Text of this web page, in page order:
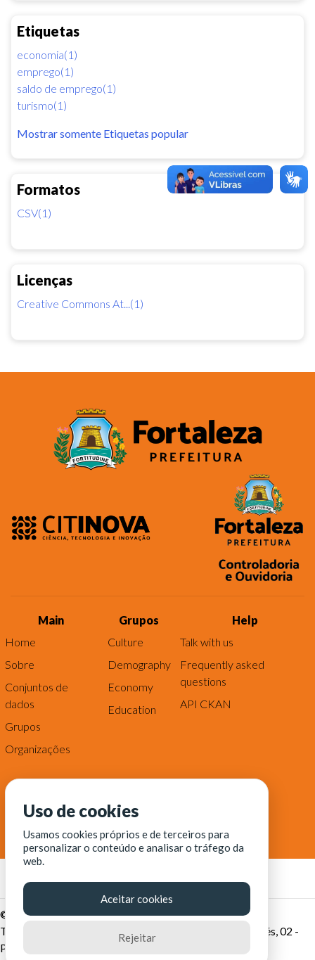
Etiquetas
economia(1)
emprego(1)
saldo de emprego(1)
turismo(1)
Mostrar somente Etiquetas popular
Formatos
CSV(1)
Licenças
Creative Commons At...(1)
Main
Home
Sobre
Conjuntos de
dados
Grupos
Organizações
Grupos
Culture
Demography
Economy
Education
Help
Talk with us
Frequently asked
questions
API CKAN
© Fortaleza Digital || CITINOVA - Fundação de Ciência,
Tecnologia e Inovação de Fortaleza - Rua dos Tremembés, 02 -
Praia de Iracema - Fortaleza-CE
Uso de cookies
Usamos cookies próprios e de terceiros para
personalizar o conteúdo e analisar o tráfego da
web.
Aceitar cookies
Rejeitar